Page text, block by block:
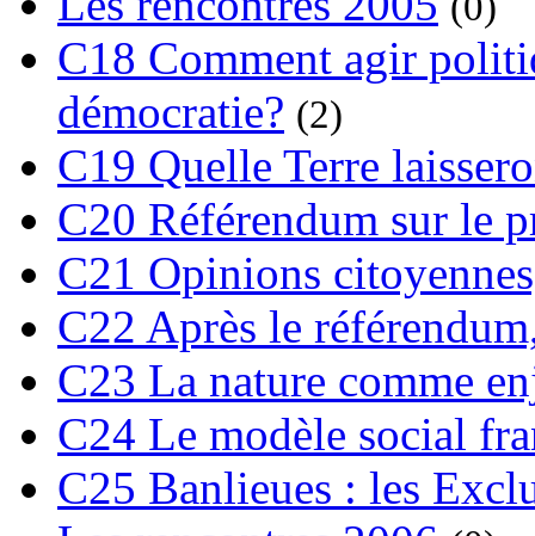
C18 Comment agir
démocratie? (2)
C19 Quelle Terre
C20 Référendum sur le
C21 Opinions
C22 Après le
C23 La nature comme
C24 Le modèle social
C25 Banlieues : les